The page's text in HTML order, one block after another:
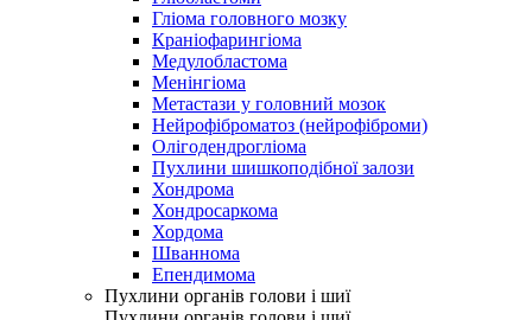
Гліома головного мозку
Краніофарингіома
Медулобластома
Менінгіома
Метастази у головний мозок
Нейрофіброматоз (нейрофіброми)
Олігодендрогліома
Пухлини шишкоподібної залози
Хондрома
Хондросаркома
Хордома
Шваннома
Епендимома
Пухлини органів голови і шиї